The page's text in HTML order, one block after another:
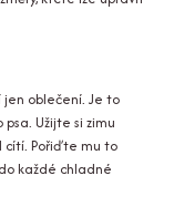
jen oblečení. Je to
Užijte si zimu
cítí. Pořiďte mu to
každé chladné